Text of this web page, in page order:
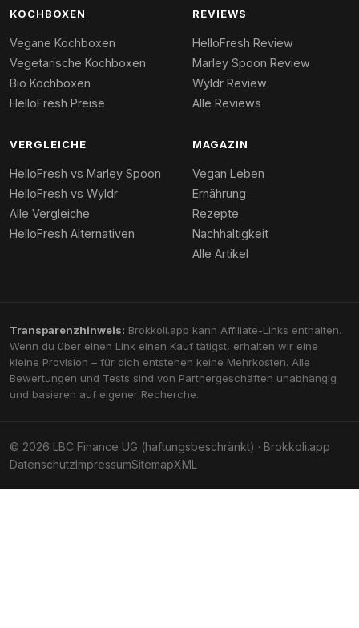
KOCHBOXEN
Vegane Kochboxen
Vegetarische Kochboxen
Bio Kochboxen
HelloFresh Preise
REVIEWS
HelloFresh Review
Marley Spoon Review
Wyldr Review
Alle Reviews
VERGLEICHE
HelloFresh vs Marley Spoon
HelloFresh vs Wyldr
Alle Vergleiche
HelloFresh Alternativen
MAGAZIN
Vegan Leben
Ernährung
Rezepte
Nachhaltigkeit
Alle Artikel
Transparenzhinweis: Brokkoli.app kann Affiliate-Links enthalten.
Wenn du über einen Link einen Kauf tätigst, erhalten wir eine
kleine Provision – für dich entstehen keine Mehrkosten. Alle
Bewertungen und Tests sind von Partnergeschäften unabhängig
und basieren auf eigener Recherche.
© 2026 LBC Finance UG (haftungsbeschränkt) · Brokkoli.app
DatenschutzImpressumSitemapXML